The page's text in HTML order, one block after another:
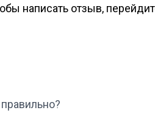
написать отзыв,